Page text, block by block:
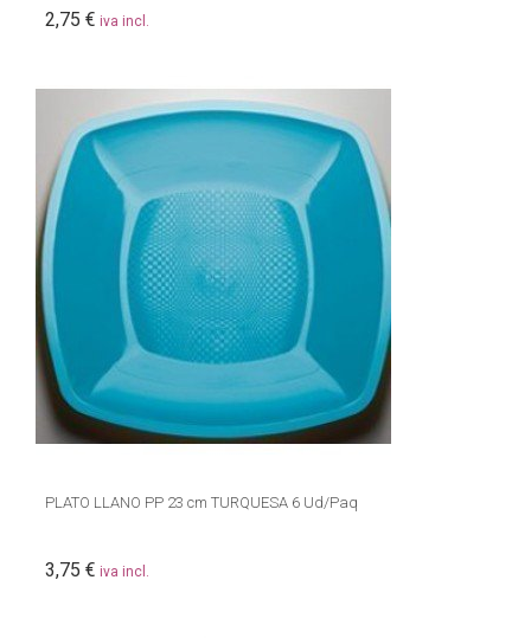
2,75 € iva incl.
PLATO LLANO PP 23 cm TURQUESA 6 Ud/Paq
3,75 € iva incl.